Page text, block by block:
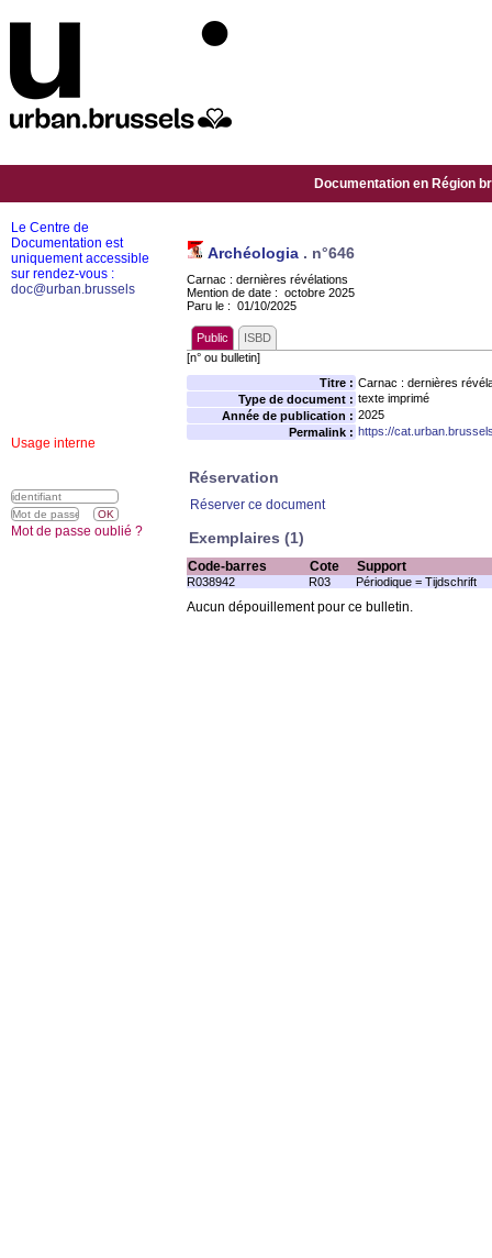
Documentation en Région
Archéologia . n°646
Carnac : dernières révélations
Mention de date : octobre 2025
Paru le : 01/10/2025
Public
ISBD
[n° ou bulletin]
Titre : Carnac : dernières
Type de document : texte imprimé
Année de publication : 2025
Permalink : https://
Réservation
Réserver ce document
Exemplaires (1)
Code-barres Cote Support
R038942 R03 Périodique = Tijdschrift
Aucun dépouillement pour ce bulletin.
Le Centre de
Documentation est
uniquement accessible
sur rendez-vous :
doc@urban.brussels
Usage interne
Mot de passe oublié ?